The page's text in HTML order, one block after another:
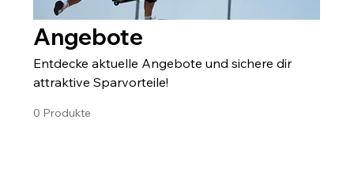
Angebote
Entdecke aktuelle Angebote und sichere dir
attraktive Sparvorteile!
0 Produkte